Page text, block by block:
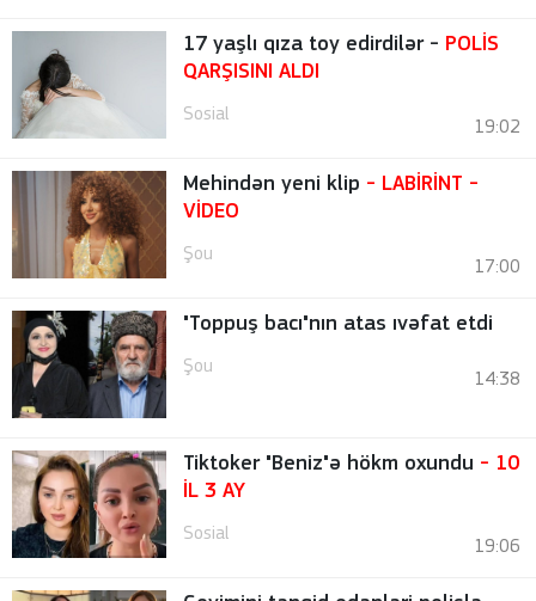
17 yaşlı qıza toy edirdilər - POLİS
QARŞISINI ALDI
Sosial
19:02
Mehindən yeni klip - LABİRİNT -
VİDEO
Şou
17:00
"Toppuş bacı"nın atas ıvəfat etdi
Şou
14:38
Tiktoker "Beniz"ə hökm oxundu - 10
İL 3 AY
Sosial
19:06